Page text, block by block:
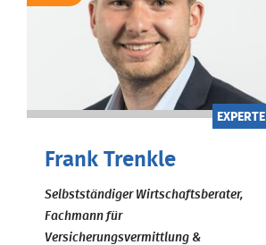
EXPERTE
Frank Trenkle
Selbstständiger Wirtschaftsberater,
Fachmann für
Versicherungsvermittlung &